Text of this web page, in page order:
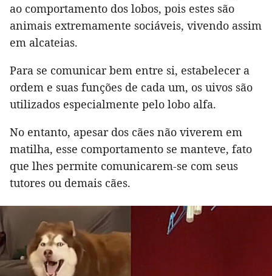
ao comportamento dos lobos, pois estes são
animais extremamente sociáveis, vivendo assim
em alcateias.
Para se comunicar bem entre si, estabelecer a
ordem e suas funções de cada um, os uivos são
utilizados especialmente pelo lobo alfa.
No entanto, apesar dos cães não viverem em
matilha, esse comportamento se manteve, fato
que lhes permite comunicarem-se com seus
tutores ou demais cães.